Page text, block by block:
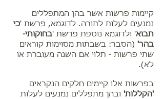
קיימות פרשות אשר בהן המתפללים
נמנעים לעלות לתורה. לדוגמא, פרשת 'כי
תבוא' ולדוגמא נוספת פרשת 'בחוקותי-
בהר' (הסבר: בשבתות מסוימות קוראים
שתי פרשות - תלוי אם השנה מעוברת או
לא).
בפרשות אלו קיימים חלקים הנקראים
'הקללות' ובהן מתפללים נמנעים לעלות